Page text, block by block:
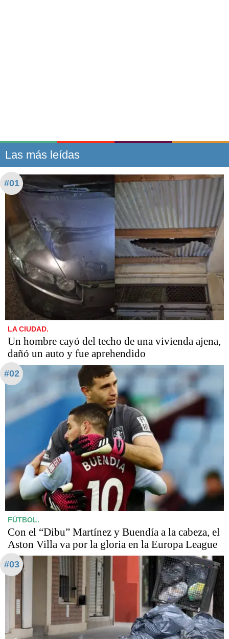
Las más leídas
#01
LA CIUDAD.
Un hombre cayó del techo de una vivienda ajena,
dañó un auto y fue aprehendido
#02
FÚTBOL.
Con el “Dibu” Martínez y Buendía a la cabeza, el
Aston Villa va por la gloria en la Europa League
#03